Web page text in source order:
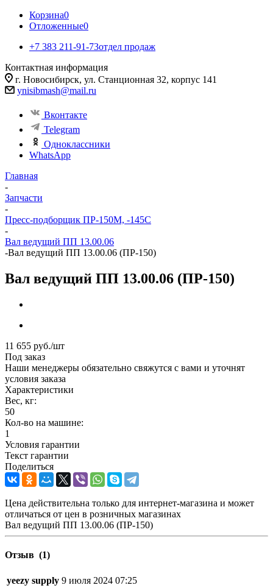
Корзина0
Отложенные0
+7 383 211-91-73отдел продаж
Контактная информация
г. Новосибирск, ул. Станционная 32, корпус 141
ynisibmash@mail.ru
Вконтакте
Telegram
Одноклассники
WhatsApp
Главная
-
Запчасти
-
Пресс-подборщик ПР-150М, -145С
-
Вал ведущий ПП 13.00.06
-Вал ведущий ПП 13.00.06 (ПР-150)
Вал ведущий ПП 13.00.06 (ПР-150)
11 655 руб./шт
Под заказ
Наши менеджеры обязательно свяжутся с вами и уточнят
условия заказа
Характеристики
Вес, кг:
50
Кол-во на машине:
1
Условия гарантии
Текст гарантии
Поделиться
Цена действительна только для интернет-магазина и может
отличаться от цен в розничных магазинах
Вал ведущий ПП 13.00.06 (ПР-150)
Отзыв (1)
yeezy supply 9 июля 2024 07:25